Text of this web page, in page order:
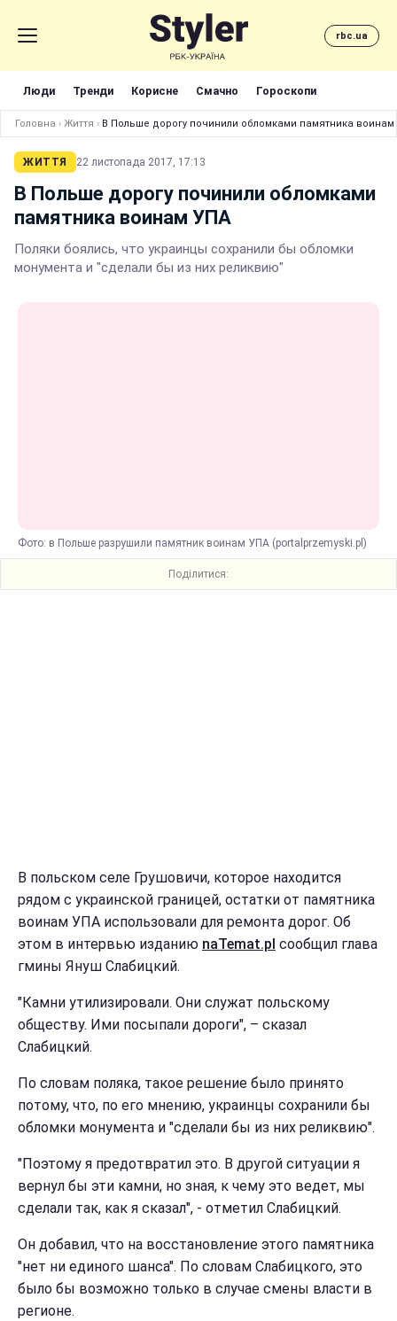
rbc.ua
Люди Тренди Корисне Смачно Гороскопи
Головна › Життя › В Польше дорогу починили обломками памятника
ЖИТТЯ 22 листопада 2017, 17:13
В Польше дорогу починили обломками
памятника воинам УПА
Поляки боялись, что украинцы сохранили бы обломки
монумента и "сделали бы из них реликвию"
Фото: в Польше разрушили памятник воинам УПА (portalprzemyski.pl)
Поділитися:
В польском селе Грушовичи, которое находится
рядом с украинской границей, остатки от памятника
воинам УПА использовали для ремонта дорог. Об
этом в интервью изданию naTemat.pl сообщил глава
гмины Януш Слабицкий.
"Камни утилизировали. Они служат польскому
обществу. Ими посыпали дороги", – сказал
Слабицкий.
По словам поляка, такое решение было принято
потому, что, по его мнению, украинцы сохранили бы
обломки монумента и "сделали бы из них реликвию".
"Поэтому я предотвратил это. В другой ситуации я
вернул бы эти камни, но зная, к чему это ведет, мы
сделали так, как я сказал", - отметил Слабицкий.
Он добавил, что на восстановление этого памятника
"нет ни единого шанса". По словам Слабицкого, это
было бы возможно только в случае смены власти в
регионе.